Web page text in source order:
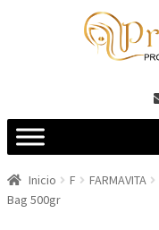
Inicio F FARMAVITA
Bag 500gr